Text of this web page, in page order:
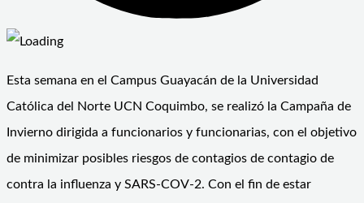
Esta semana en el Campus Guayacán de la Universidad
Católica del Norte UCN Coquimbo, se realizó la Campaña de
Invierno dirigida a funcionarios y funcionarias, con el objetivo
de minimizar posibles riesgos de contagios de contagio de
contra la influenza y SARS-COV-2. Con el fin de estar